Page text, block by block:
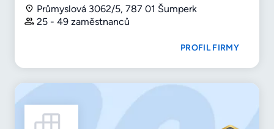
Průmyslová 3062/5, 787 01 Šumperk
25 - 49 zaměstnanců
PROFIL FIRMY